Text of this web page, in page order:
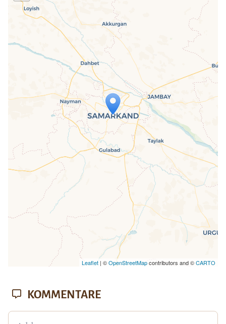
Travelers' Map wird geladen …
Wenn du dies siehst, nachdem deine
Seite vollständig geladen wurde,
fehlen leafletJS-Dateien.
Leaflet| ©OpenStreetMapcontributors and ©CARTO
KOMMENTARE